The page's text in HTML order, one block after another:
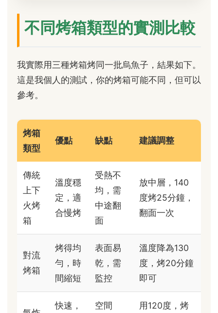
不同烤箱類型的實測比較
我實際用三種烤箱烤同一批烏魚子，結果如下。
這是我個人的測試，你的烤箱可能不同，但可以
參考。
烤箱
類型
優點 缺點 建議調整
傳統
上下
火烤
箱
溫度穩
定，適
合慢烤
受熱不
均，需
中途翻
面
放中層，140
度烤25分鐘，
翻面一次
對流
烤箱
烤得均
勻，時
間縮短
表面易
乾，需
監控
溫度降為130
度，烤20分鐘
即可
快速，
空間
用120度，烤